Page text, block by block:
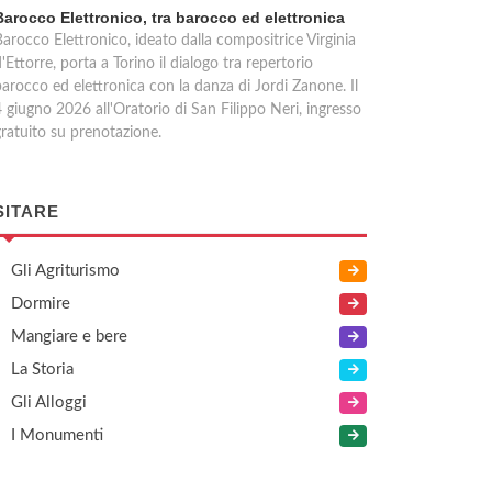
Elettronico, tra barocco ed elettronica
Elettronico, ideato dalla compositrice Virginia
porta a Torino il dialogo tra repertorio
ed elettronica con la danza di Jordi Zanone. Il
giugno 2026 all'Oratorio di San Filippo Neri, ingresso
su prenotazione.
Gli Agriturismo
Dormire
Mangiare e bere
La Storia
Gli Alloggi
I Monumenti